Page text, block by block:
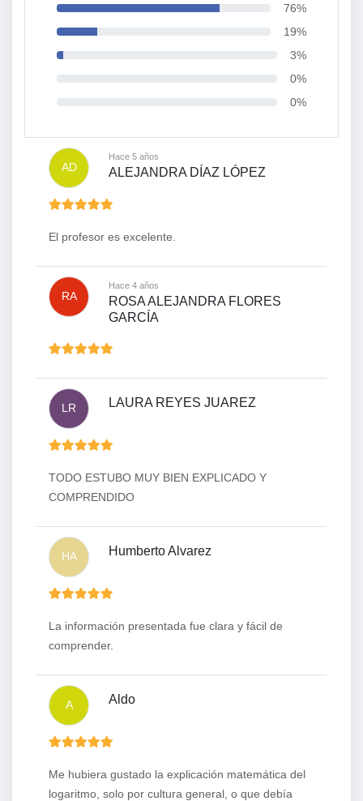
76%
19%
3%
0%
0%
AD
Hace 5 años
ALEJANDRA DÍAZ LÓPEZ
El profesor es excelente.
RA
Hace 4 años
ROSA ALEJANDRA FLORES
GARCÍA
LR LAURA REYES JUAREZ
TODO ESTUBO MUY BIEN EXPLICADO Y
COMPRENDIDO
HA Humberto Alvarez
La información presentada fue clara y fácil de
comprender.
A Aldo
Me hubiera gustado la explicación matemática del
logaritmo, solo por cultura general, o que debía